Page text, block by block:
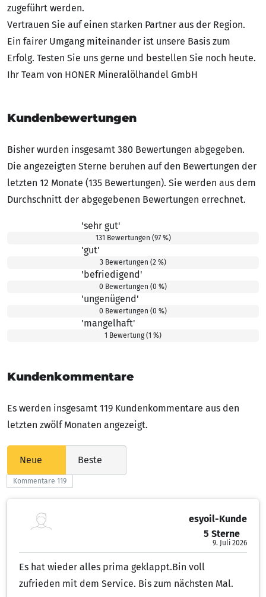
zugeführt werden.
Vertrauen Sie auf einen starken Partner aus der Region.
Ein fairer Umgang miteinander ist unsere Basis zum
Erfolg. Testen Sie uns gerne und bestellen Sie noch heute.
Ihr Team von HONER Mineralölhandel GmbH
Kundenbewertungen
Bisher wurden insgesamt 380 Bewertungen abgegeben.
Die angezeigten Sterne beruhen auf den Bewertungen der
letzten 12 Monate (135 Bewertungen). Sie werden aus dem
Durchschnitt der abgegebenen Bewertungen errechnet.
5.00 von 5 Sternen'sehr gut'
131 Bewertungen (97 %)
4.00 von 5 Sternen'gut'
3 Bewertungen (2 %)
3.00 von 5 Sternen'befriedigend'
0 Bewertungen (0 %)
2.00 von 5 Sternen'ungenügend'
0 Bewertungen (0 %)
1.00 von 5 Sternen'mangelhaft'
1 Bewertung (1 %)
Kundenkommentare
Es werden insgesamt 119 Kundenkommentare aus den
letzten zwölf Monaten angezeigt.
Neue Beste
Kommentare 119
esyoil-Kunde
5 Sterne
9. Juli 2026
Es hat wieder alles prima geklappt.Bin voll
zufrieden mit dem Service. Bis zum nächsten Mal.